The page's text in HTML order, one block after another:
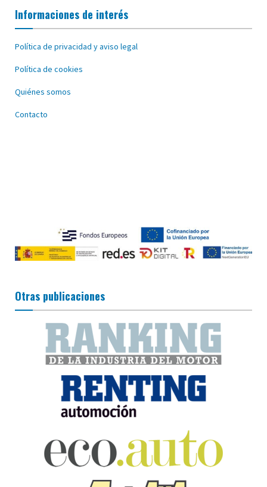
Informaciones de interés
Política de privacidad y aviso legal
Política de cookies
Quiénes somos
Contacto
Otras publicaciones